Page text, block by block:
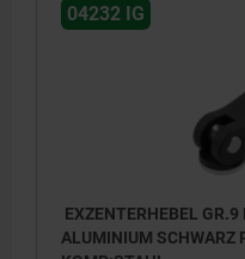
04232 IG
EXZENTERHEBEL
ALUMINIUM SCHWARZ